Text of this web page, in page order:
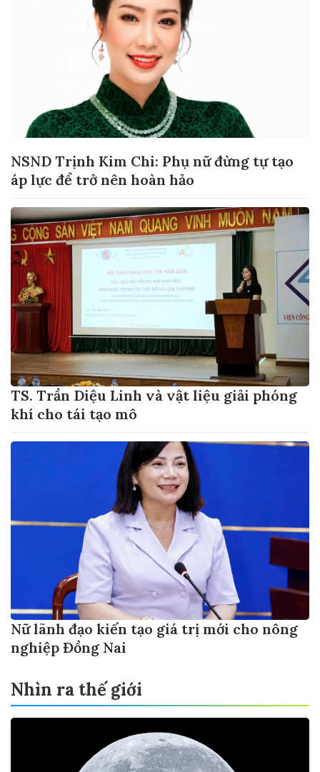
NSND Trịnh Kim Chi: Phụ nữ đừng tự tạo
áp lực để trở nên hoàn hảo
TS. Trần Diệu Linh và vật liệu giải phóng
khí cho tái tạo mô
Nữ lãnh đạo kiến tạo giá trị mới cho nông
nghiệp Đồng Nai
Nhìn ra thế giới